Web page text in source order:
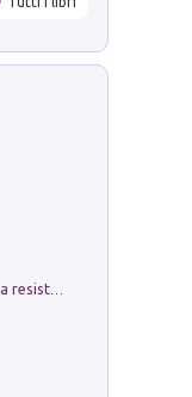
Memorial Santa Giulia. Sculture per la resistenza Monchio di Palagano